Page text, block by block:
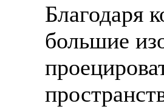
Благодаря
большие